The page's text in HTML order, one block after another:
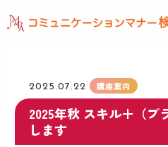
2025.07.22 講座案内
2025年秋 スキル＋（プ
します